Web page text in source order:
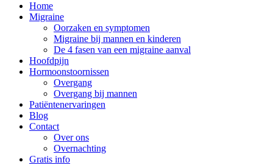
Home
Migraine
Oorzaken en symptomen
Migraine bij mannen en kinderen
De 4 fasen van een migraine aanval
Hoofdpijn
Hormoonstoornissen
Overgang
Overgang bij mannen
Patiëntenervaringen
Blog
Contact
Over ons
Overnachting
Gratis info